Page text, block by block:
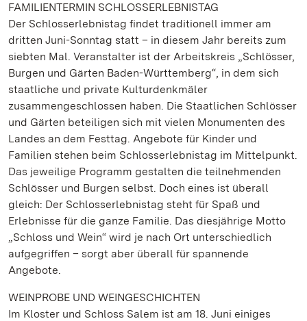
FAMILIENTERMIN SCHLOSSERLEBNISTAG
Der Schlosserlebnistag findet traditionell immer am
dritten Juni-Sonntag statt – in diesem Jahr bereits zum
siebten Mal. Veranstalter ist der Arbeitskreis „Schlösser,
Burgen und Gärten Baden-Württemberg“, in dem sich
staatliche und private Kulturdenkmäler
zusammengeschlossen haben. Die Staatlichen Schlösser
und Gärten beteiligen sich mit vielen Monumenten des
Landes an dem Festtag. Angebote für Kinder und
Familien stehen beim Schlosserlebnistag im Mittelpunkt.
Das jeweilige Programm gestalten die teilnehmenden
Schlösser und Burgen selbst. Doch eines ist überall
gleich: Der Schlosserlebnistag steht für Spaß und
Erlebnisse für die ganze Familie. Das diesjährige Motto
„Schloss und Wein“ wird je nach Ort unterschiedlich
aufgegriffen – sorgt aber überall für spannende
Angebote.
WEINPROBE UND WEINGESCHICHTEN
Im Kloster und Schloss Salem ist am 18. Juni einiges